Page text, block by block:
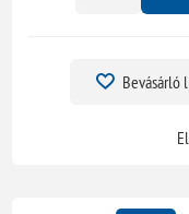
Bevásárló